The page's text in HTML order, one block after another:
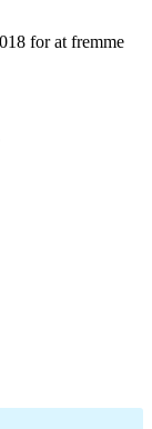
for at fremme